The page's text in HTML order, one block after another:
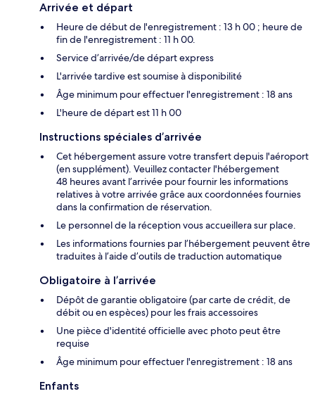
Arrivée et départ
Heure de début de l'enregistrement : 13 h 00 ; heure de
fin de l'enregistrement : 11 h 00.
Service d’arrivée/de départ express
L'arrivée tardive est soumise à disponibilité
Âge minimum pour effectuer l'enregistrement : 18 ans
L'heure de départ est 11 h 00
Instructions spéciales d’arrivée
Cet hébergement assure votre transfert depuis l'aéroport
(en supplément). Veuillez contacter l'hébergement
48 heures avant l’arrivée pour fournir les informations
relatives à votre arrivée grâce aux coordonnées fournies
dans la confirmation de réservation.
Le personnel de la réception vous accueillera sur place.
Les informations fournies par l’hébergement peuvent être
traduites à l’aide d’outils de traduction automatique
Obligatoire à l’arrivée
Dépôt de garantie obligatoire (par carte de crédit, de
débit ou en espèces) pour les frais accessoires
Une pièce d'identité officielle avec photo peut être
requise
Âge minimum pour effectuer l'enregistrement : 18 ans
Enfants